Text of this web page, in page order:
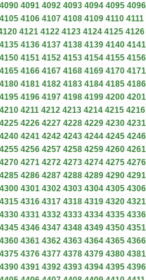
4090 4091 4092 4093 4094 4095 4096
4105 4106 4107 4108 4109 4110 4111
4121 4122 4123 4124 4125 4126
4135 4136 4137 4138 4139 4140 4141
4150 4151 4152 4153 4154 4155 4156
4165 4166 4167 4168 4169 4170 4171
4180 4181 4182 4183 4184 4185 4186
4195 4196 4197 4198 4199 4200 4201
4210 4211 4212 4213 4214 4215 4216
4225 4226 4227 4228 4229 4230 4231
4240 4241 4242 4243 4244 4245 4246
4255 4256 4257 4258 4259 4260 4261
4270 4271 4272 4273 4274 4275 4276
4285 4286 4287 4288 4289 4290 4291
4300 4301 4302 4303 4304 4305 4306
4315 4316 4317 4318 4319 4320 4321
4330 4331 4332 4333 4334 4335 4336
4345 4346 4347 4348 4349 4350 4351
4360 4361 4362 4363 4364 4365 4366
4375 4376 4377 4378 4379 4380 4381
4390 4391 4392 4393 4394 4395 4396